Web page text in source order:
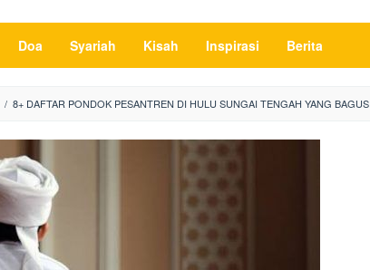
Doa Syariah Kisah Inspirasi Berita
/ 8+ DAFTAR PONDOK PESANTREN DI HULU SUNGAI TENGAH YANG BAGUS